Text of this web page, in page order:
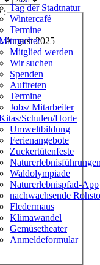
Tag der Stadtnatur
Wintercafé
Termine
Mitglied werden
Wir suchen
Spenden
Auftreten
Termine
Jobs/ Mitarbeiter
Schulen/Horte
Umweltbildung
Ferienangebote
Zuckertütenfeste
Naturerlebnisführungen
Waldolympiade
Naturerlebnispfad-App
nachwachsende
Fledermaus
Klimawandel
Gemüsetheater
Anmeldeformular
:
August 2025